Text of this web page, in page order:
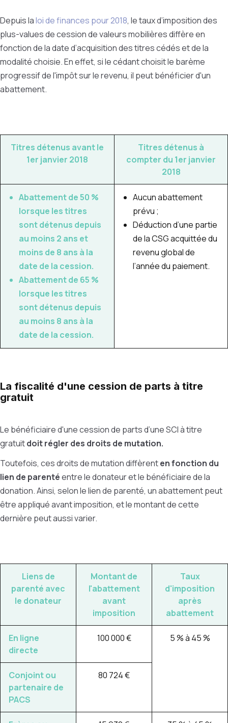
Depuis laloi de finances pour 2018, le taux d’imposition des
plus-values de cession de valeurs mobilières diffère en
fonction de la date d’acquisition des titres cédés et de la
modalité choisie. En effet, si le cédant choisit le barème
progressif de l'impôt sur le revenu, il peut bénéficier d'un
abattement.
Titres détenus avant le
1er janvier 2018
Titres détenus à
compter du 1er janvier
2018
Abattement de50 %
lorsque les titres
sont détenus depuis
au moins 2 ans et
moins de 8 ans à la
date de la cession.
Abattement de 65 %
lorsque les titres
sont détenus depuis
au moins 8 ans à la
date de la cession.
Aucun abattement
prévu ;
Déduction d’une partie
de la CSGacquittée du
revenu global de
l’année du paiement.
La fiscalité d'une cession de parts à titre
gratuit
Le bénéficiaire d'une cession de parts d’une SCI à titre
gratuitdoit régler des droits de mutation.
Toutefois, ces droits de mutation diffèrenten fonction du
lien de parentéentre le donateur et le bénéficiaire de la
donation. Ainsi, selon le lien de parenté, un abattement peut
être appliqué avant imposition, et le montant de cette
dernière peut aussi varier.
Liens de
parenté avec
le donateur
Montant de
l'abattement
avant
imposition
Taux
d'imposition
après
abattement
En ligne
directe
100 000 € 5 % à 45 %
Conjoint ou
partenaire de
PACS
80 724 €